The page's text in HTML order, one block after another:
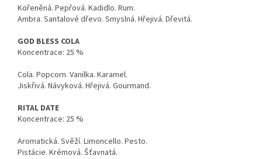
Kořeněná. Pepřová. Kadidlo. Rum.
Ambra. Santalové dřevo. Smyslná. Hřejivá. Dřevitá.
GOD BLESS COLA
Koncentrace: 25 %
Cola. Popcorn. Vanilka. Karamel.
Jiskřivá. Návyková. Hřejivá. Gourmand.
RITAL DATE
Koncentrace: 25 %
Aromatická. Svěží. Limoncello. Pesto.
Pistácie. Krémová. Šťavnatá.